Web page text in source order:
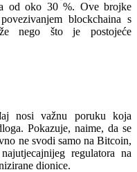
od oko 30 %. Ove brojke
blockchaina s
nego što je postojeće
nosi važnu poruku koja
Pokazuje, naime, da se
ne svodi samo na Bitcoin,
regulatora na
dionice.